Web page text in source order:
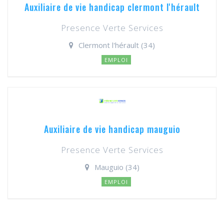
Auxiliaire de vie handicap clermont l'hérault
Presence Verte Services
Clermont l'hérault (34)
EMPLOI
Auxiliaire de vie handicap mauguio
Presence Verte Services
Mauguio (34)
EMPLOI